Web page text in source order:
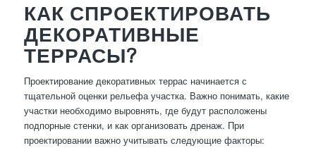
КАК СПРОЕКТИРОВАТЬ
ДЕКОРАТИВНЫЕ
ТЕРРАСЫ?
Проектирование декоративных террас начинается с
тщательной оценки рельефа участка. Важно понимать, какие
участки необходимо выровнять, где будут расположены
подпорные стенки, и как организовать дренаж. При
проектировании важно учитывать следующие факторы: